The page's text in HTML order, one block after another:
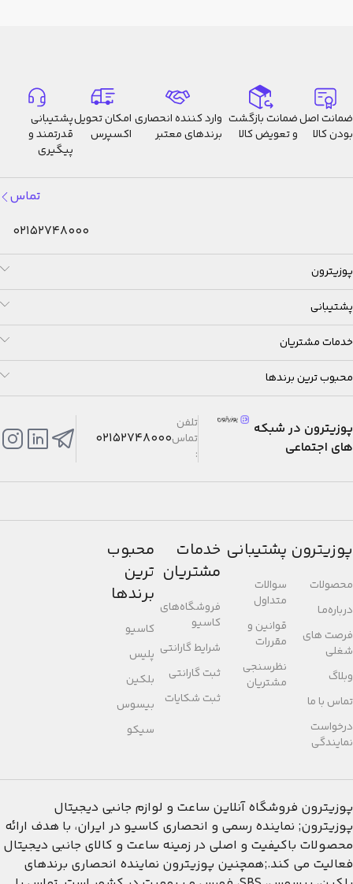
ضمانت اصل
بودن کالا
ضمانت بازگشت
و تعویض کالا
وارد کننده انحصاری
برندهای معتبر
امکان تحویل
اکسپرس
پشتیبانی
قدرتمند و
پیگیری
تماس
02152748000
پوزیترون
پشتیبانی
خدمات مشتریان
محبوب ترین برندها
پوزیترون در شبکه
های اجتماعی
تلفن
تماس
:
02152748000
پوزیترون
محصولات
درباره‌مـا
فرصت های
شغلی
وبلاگ
تماس با ما
درخواست
نمایندگی
پشتیبانی
سوالات
متداول
قوانین و
مقررات
نظرسنجی
مشتریان
خدمات
مشتریان
فروشگاه‌های
کاسیو
شرایط گارانتی
ثبت گارانتی
ثبت شکایات
محبوب
ترین
برندها
کاسیو
پلیس
بلکین
بیسوس
سیکو
پوزیترون فروشگاه آنلاین ساعت و لوازم جانبی دیجیتال
پوزیترون; نماینده رسمی و انحصاری کاسیو در ایران، با هدف ارائه
محصولات باکیفیت و اصلی در زمینه ساعت و کالای جانبی دیجیتال
فعالیت می کند.;همچنین پوزیترون نماینده انحصاری برندهای